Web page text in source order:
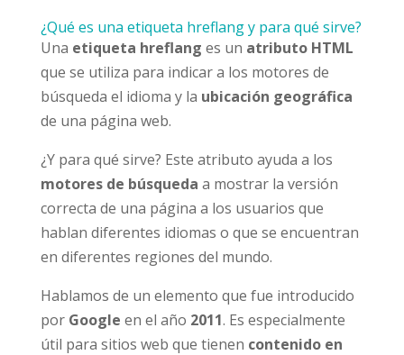
¿Qué es una etiqueta hreflang y para qué sirve?
Una etiqueta hreflang es un atributo HTML
que se utiliza para indicar a los motores de
búsqueda el idioma y la ubicación geográfica
de una página web.
¿Y para qué sirve? Este atributo ayuda a los
motores de búsqueda a mostrar la versión
correcta de una página a los usuarios que
hablan diferentes idiomas o que se encuentran
en diferentes regiones del mundo.
Hablamos de un elemento que fue introducido
por Google en el año 2011. Es especialmente
útil para sitios web que tienen contenido en